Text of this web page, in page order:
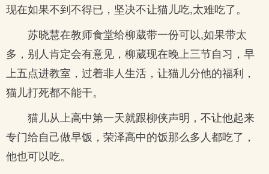
现在如果不到不得已，坚决不让猫儿吃,太难吃了。
苏晓慧在教师食堂给柳葳带一份可以,如果带太
多，别人肯定会有意见，柳葳现在晚上三节自习，早
上五点进教室，过着非人生活，让猫儿分他的福利，
猫儿打死都不能干。
猫儿从上高中第一天就跟柳侠声明，不让他起来
专门给自己做早饭，荣泽高中的饭那么多人都吃了，
他也可以吃。